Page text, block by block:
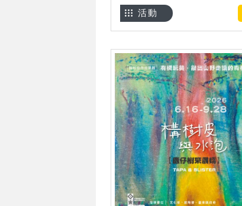
活動